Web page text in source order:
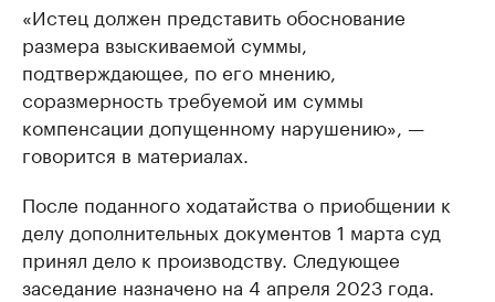
«Истец должен представить обоснование
размера взыскиваемой суммы,
подтверждающее, по его мнению,
соразмерность требуемой им суммы
компенсации допущенному нарушению», —
говорится в материалах.
После поданного ходатайства о приобщении к
делу дополнительных документов 1 марта суд
принял дело к производству. Следующее
заседание назначено на 4 апреля 2023 года.